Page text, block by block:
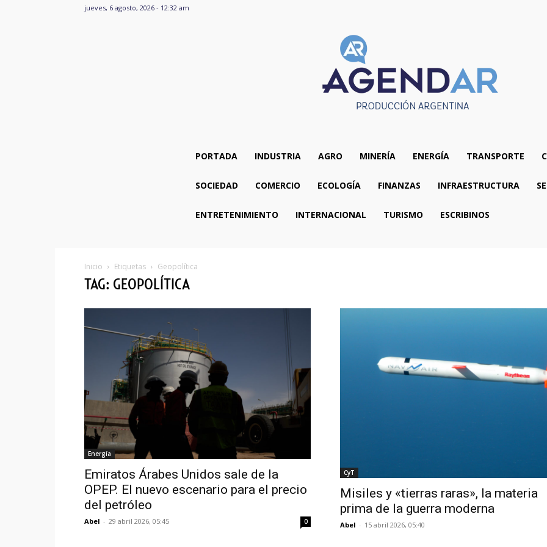
jueves, 6 agosto, 2026 - 12:32 am
PORTADA INDUSTRIA AGRO MINERÍA ENERGÍA TRANSPORTE
SOCIEDAD COMERCIO ECOLOGÍA FINANZAS INFRAESTRUCTURA
ENTRETENIMIENTO INTERNACIONAL TURISMO ESCRIBINOS
Inicio Etiquetas Geopolítica
TAG: GEOPOLÍTICA
Energía
Emiratos Árabes Unidos sale de la
OPEP. El nuevo escenario para el precio
del petróleo
Abel - 29 abril 2026, 05:45 0
CyT
Misiles y «tierras raras», la materia
prima de la guerra moderna
Abel - 15 abril 2026, 05:40